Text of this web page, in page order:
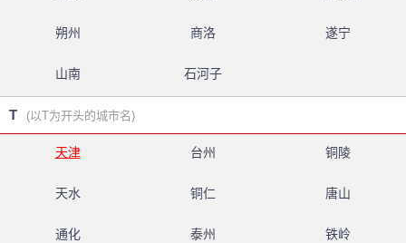
朔州 商洛 遂宁
山南 石河子
T (以T为开头的城市名)
天津 台州 铜陵
天水 铜仁 唐山
通化 泰州 铁岭